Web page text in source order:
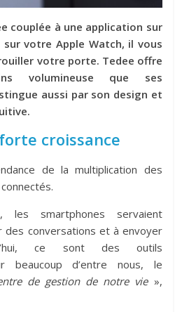
couplée à une application sur
votre Apple Watch, il vous
votre porte. Tedee offre
volumineuse que ses
aussi par son design et
croissance
de la multiplication des
smartphones servaient
des conversations et à envoyer
ce sont des outils
beaucoup d’entre nous, le
de gestion de notre vie»,